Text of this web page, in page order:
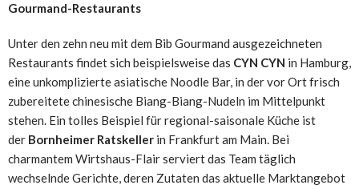
Gourmand-Restaurants
Unter den zehn neu mit dem Bib Gourmand ausgezeichneten
Restaurants findet sich beispielsweise das CYN CYN in Hamburg,
eine unkomplizierte asiatische Noodle Bar, in der vor Ort frisch
zubereitete chinesische Biang-Biang-Nudeln im Mittelpunkt
stehen. Ein tolles Beispiel für regional-saisonale Küche ist
der Bornheimer Ratskeller in Frankfurt am Main. Bei
charmantem Wirtshaus-Flair serviert das Team täglich
wechselnde Gerichte, deren Zutaten das aktuelle Marktangebot